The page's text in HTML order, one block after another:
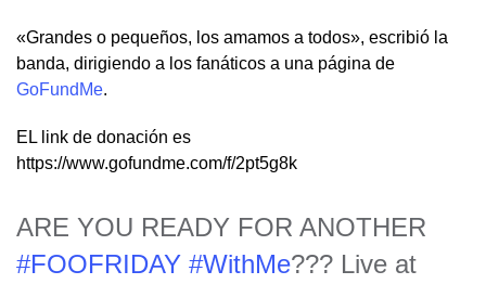
«Grandes o pequeños, los amamos a todos», escribió la
banda, dirigiendo a los fanáticos a una página de
GoFundMe.
EL link de donación es
https://www.gofundme.com/f/2pt5g8k
ARE YOU READY FOR ANOTHER
#FOOFRIDAY #WithMe??? Live at